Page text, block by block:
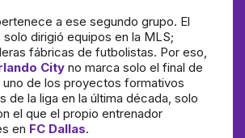
a ese segundo grupo. El
dirigió equipos en la MLS;
fábricas de futbolistas. Por eso,
City no marca solo el final de
uno de los proyectos formativos
de la liga en la última década, solo
el que el propio entrenador
en FC Dallas.